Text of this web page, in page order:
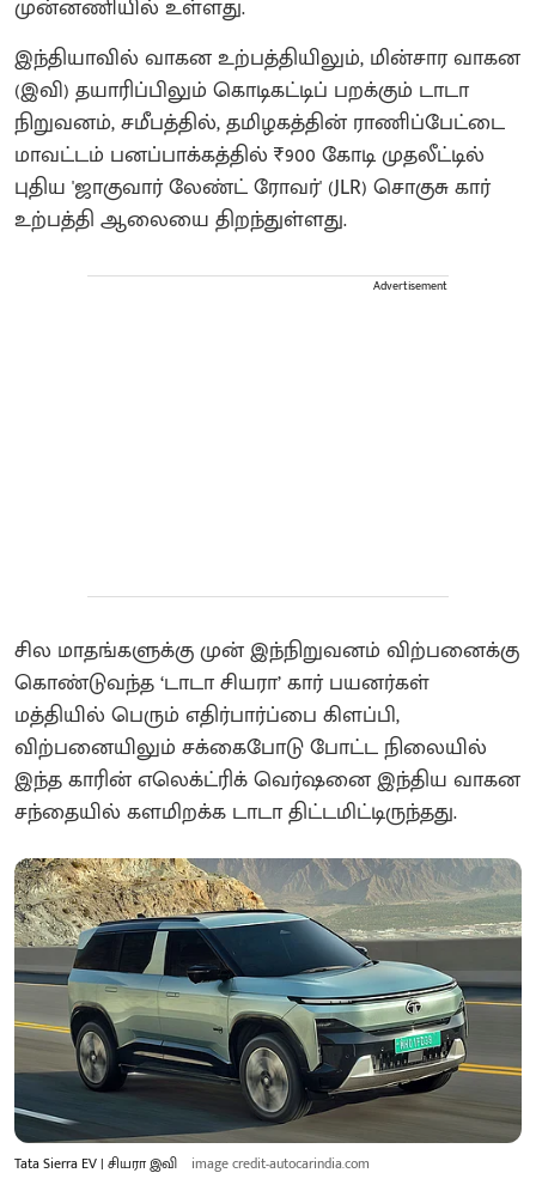
முன்னணியில் உள்ளது.
இந்தியாவில் வாகன உற்பத்தியிலும், மின்சார வாகன
(இவி) தயாரிப்பிலும் கொடிகட்டிப் பறக்கும் டாடா
நிறுவனம், சமீபத்தில், தமிழகத்தின் ராணிப்பேட்டை
மாவட்டம் பனப்பாக்கத்தில் ₹900 கோடி முதலீட்டில்
புதிய 'ஜாகுவார் லேண்ட் ரோவர்' (JLR) சொகுசு கார்
உற்பத்தி ஆலையை திறந்துள்ளது.
Advertisement
சில மாதங்களுக்கு முன் இந்நிறுவனம் விற்பனைக்கு
கொண்டுவந்த ‘டாடா சியரா’ கார் பயனர்கள்
மத்தியில் பெரும் எதிர்பார்ப்பை கிளப்பி,
விற்பனையிலும் சக்கைபோடு போட்ட நிலையில்
இந்த காரின் எலெக்ட்ரிக் வெர்ஷனை இந்திய வாகன
சந்தையில் களமிறக்க டாடா திட்டமிட்டிருந்தது.
Tata Sierra EV | சியரா இவி image credit-autocarindia.com